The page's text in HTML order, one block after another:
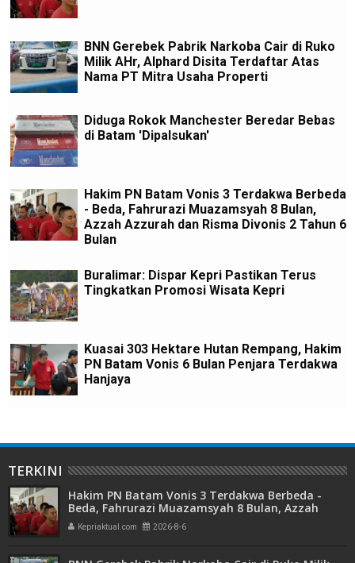
BNN Gerebek Pabrik Narkoba Cair di Ruko
Milik AHr, Alphard Disita Terdaftar Atas
Nama PT Mitra Usaha Properti
Diduga Rokok Manchester Beredar Bebas
di Batam 'Dipalsukan'
Hakim PN Batam Vonis 3 Terdakwa Berbeda
- Beda, Fahrurazi Muazamsyah 8 Bulan,
Azzah Azzurah dan Risma Divonis 2 Tahun 6
Bulan
Buralimar: Dispar Kepri Pastikan Terus
Tingkatkan Promosi Wisata Kepri
Kuasai 303 Hektare Hutan Rempang, Hakim
PN Batam Vonis 6 Bulan Penjara Terdakwa
Hanjaya
TERKINI
Hakim PN Batam Vonis 3 Terdakwa Berbeda -
Beda, Fahrurazi Muazamsyah 8 Bulan, Azzah
Azzurah dan Risma Divonis 2 Tahun 6 Bulan
Kepriaktual.com 2026-8-6